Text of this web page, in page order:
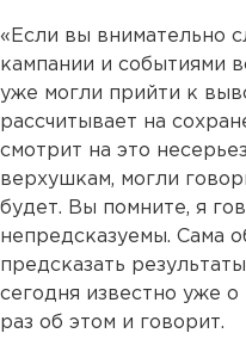
«Если вы внимательно
кампании и событиями
уже могли прийти к
рассчитывает на
смотрит на это
верхушкам, могли
будет. Вы помните, я
непредсказуемы. Сама
предсказать
сегодня известно уже о
раз об этом и говорит.